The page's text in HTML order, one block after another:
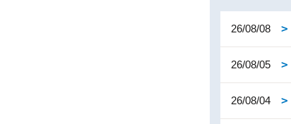
26/08/08
26/08/05
26/08/04